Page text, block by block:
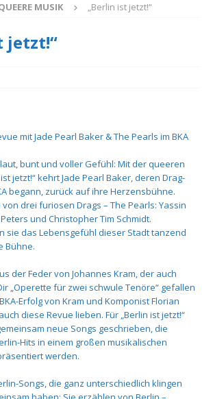
MUSIK „Berlin ist jetzt!“
jetzt!“
mit Jade Pearl Baker & The Pearls im BKA
bunt und voller Gefühl: Mit der queeren
jetzt!“ kehrt Jade Pearl Baker, deren Drag-
begann, zurück auf ihre Herzensbühne.
drei furiosen Drags – The Pearls: Yassin
und Christopher Tim Schmidt.
sie das Lebensgefühl dieser Stadt tanzend
Bühne.
der Feder von Johannes Kram, der auch
„Operette für zwei schwule Tenöre“ gefallen
Erfolg von Kram und Komponist Florian
diese Revue lieben. Für „Berlin ist jetzt!“
neue Songs geschrieben, die
Hits in einem großen musikalischen
werden.
Songs, die ganz unterschiedlich klingen